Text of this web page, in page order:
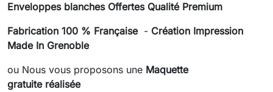
Enveloppes blanches Offertes Qualité Premium
Fabrication 100 % Française - Création Impression
Made In Grenoble
ou Nous vous proposons une Maquette
gratuite réalisée